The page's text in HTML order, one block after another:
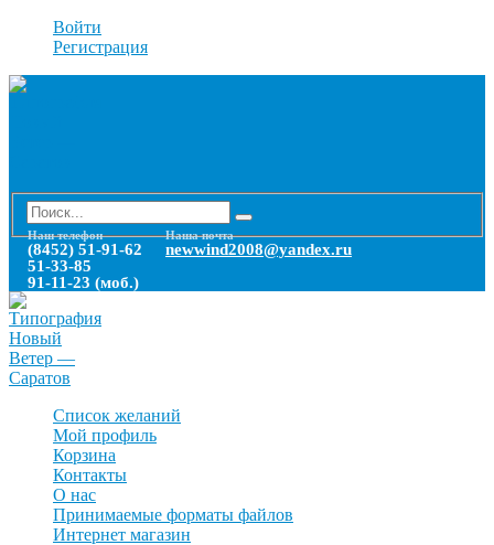
Войти
Регистрация
Наш телефон
(8452) 51-91-62
51-33-85
91-11-23 (моб.)
Наша почта
newwind2008@yandex.ru
Список желаний
Мой профиль
Корзина
Контакты
О нас
Принимаемые форматы файлов
Интернет магазин